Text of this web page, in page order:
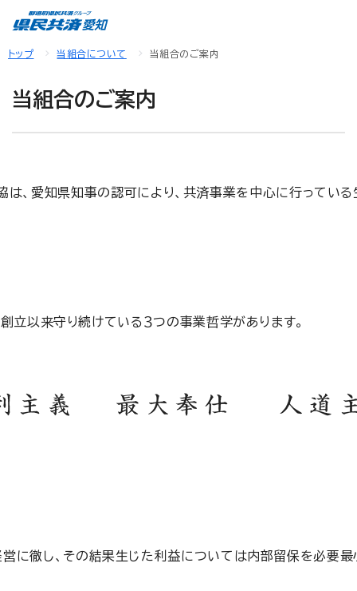
トップ 当組合について 当組合のご案内
当組合のご案内
は、愛知県知事の認可により、共済事業を中心に行っている
立以来守り続けている３つの事業哲学があります。
徹し、その結果生じた利益については内部留保を必要